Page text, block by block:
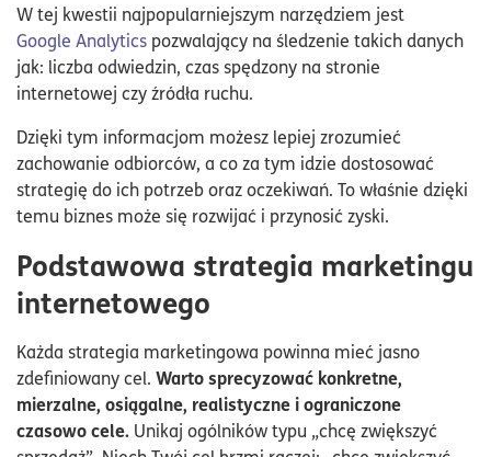
W tej kwestii najpopularniejszym narzędziem jest
Google Analytics pozwalający na śledzenie takich danych
jak: liczba odwiedzin, czas spędzony na stronie
internetowej czy źródła ruchu.
Dzięki tym informacjom możesz lepiej zrozumieć
zachowanie odbiorców, a co za tym idzie dostosować
strategię do ich potrzeb oraz oczekiwań. To właśnie dzięki
temu biznes może się rozwijać i przynosić zyski.
Podstawowa strategia marketingu
internetowego
Każda strategia marketingowa powinna mieć jasno
zdefiniowany cel. Warto sprecyzować konkretne,
mierzalne, osiągalne, realistyczne i ograniczone
czasowo cele. Unikaj ogólników typu „chcę zwiększyć